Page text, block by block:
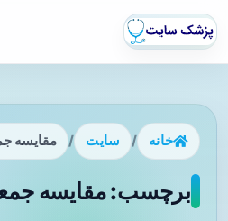
خانه / سایت / مقایسه
برچسب: مقایسه